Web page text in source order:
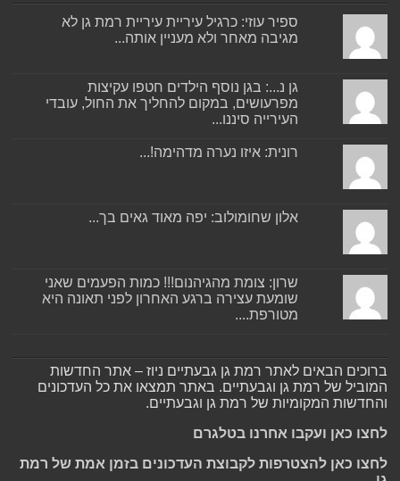
ספיר עוזי: כרגיל עיריית עיריית רמת גן לא
מגיבה מאחר ולא מעניין אותה...
גן נ...: בגן נוסף הילדים חטפו עקיצות
מפרעושים, במקום להחליך את החול, עובדי
העירייה סיננו...
רונית: איזו נערה מדהימה!...
אלון שחומולוב: יפה מאוד גאים בך...
שרון: צומת מהגיהנום!!! כמות הפעמים שאני
שומעת עצירה ברגע האחרון לפני תאונה היא
מטורפת....
ברוכים הבאים לאתר רמת גן גבעתיים ניוז – אתר החדשות
המוביל של רמת גן וגבעתיים. באתר תמצאו את כל העדכונים
והחדשות המקומיות של רמת גן וגבעתיים.
לחצו כאן ועקבו אחרנו בטלגרם
לחצו כאן להצטרפות לקבוצת העדכונים בזמן אמת של רמת